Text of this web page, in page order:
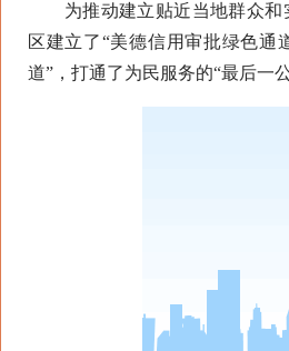
为推动建立贴近当地群众和
区建立了“美德信用审批绿色通
道”，打通了为民服务的“最后一公